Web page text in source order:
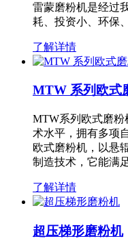
雷蒙磨粉机是经过
耗、投资小、环保
了解详情
MTW 系列欧式
MTW系列欧式磨
术水平，拥有多项
欧式磨粉机，以悬
制造技术，它能满
了解详情
超压梯形磨粉机